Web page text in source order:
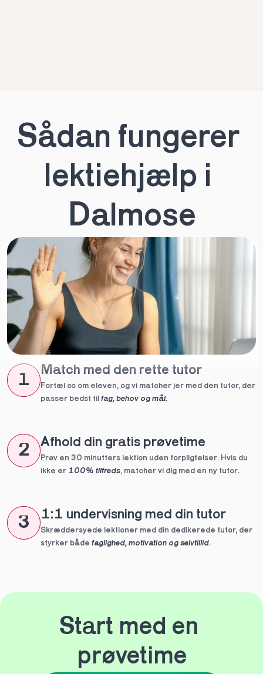
Sådan fungerer
lektiehjælp i
Dalmose
1
Match med den rette tutor
Fortæl os om eleven, og vi matcher jer med den tutor, der
passer bedst til fag, behov og mål.
2 Afhold din gratis prøvetime
Prøv en 30 minutters lektion uden forpligtelser. Hvis du
ikke er 100% tilfreds, matcher vi dig med en ny tutor.
3 1:1 undervisning med din tutor
Skræddersyede lektioner med din dedikerede tutor, der
styrker både faglighed, motivation og selvtillid.
Start med en
prøvetime